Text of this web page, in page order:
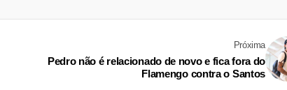
Próxima
Pedro não é relacionado de novo e fica fora do
Flamengo contra o Santos